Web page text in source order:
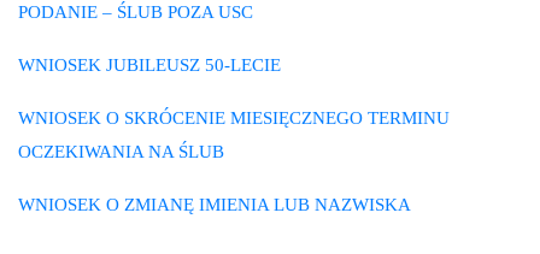
PODANIE – ŚLUB POZA USC
WNIOSEK JUBILEUSZ 50-LECIE
WNIOSEK O SKRÓCENIE MIESIĘCZNEGO TERMINU
OCZEKIWANIA NA ŚLUB
WNIOSEK O ZMIANĘ IMIENIA LUB NAZWISKA